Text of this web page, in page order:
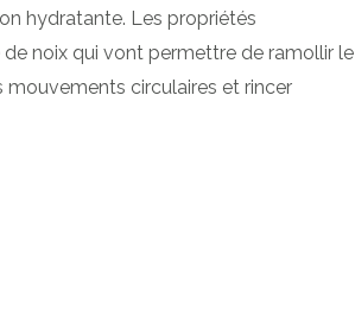
hydratante. Les propriétés
noix qui vont permettre de ramollir le
circulaires et rincer